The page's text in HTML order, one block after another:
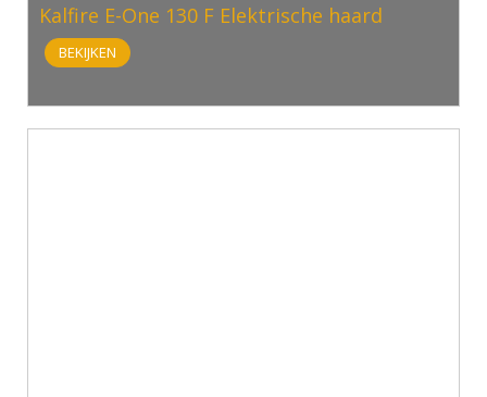
Kalfire E-One 130 F Elektrische haard
BEKIJKEN